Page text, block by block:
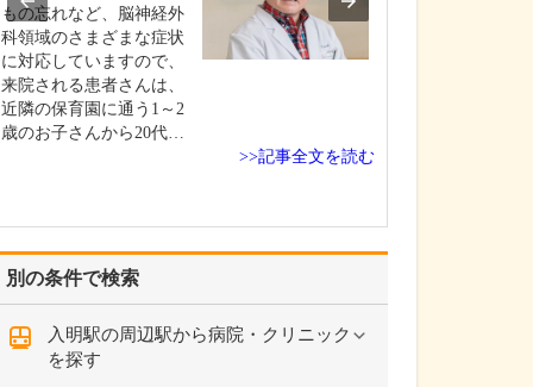
別の条件で検索
入明駅の周辺駅から病院・クリニック
を探す
もの忘れなど、脳神経外
科領域のさまざまな症状
に対応していますので、
来院される患者さんは、
近隣の保育園に通う1～2
歳のお子さんから20代…
>>記事全文を読む